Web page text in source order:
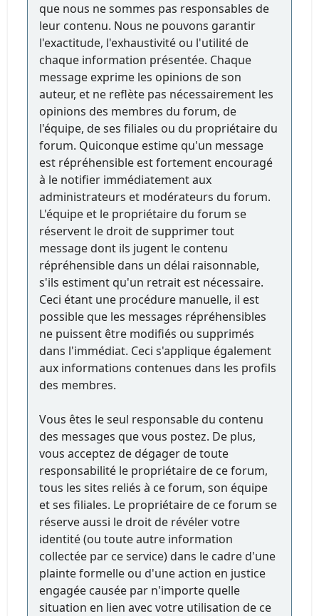
que nous ne sommes pas responsables de
leur contenu. Nous ne pouvons garantir
l'exactitude, l'exhaustivité ou l'utilité de
chaque information présentée. Chaque
message exprime les opinions de son
auteur, et ne reflète pas nécessairement les
opinions des membres du forum, de
l'équipe, de ses filiales ou du propriétaire du
forum. Quiconque estime qu'un message
est répréhensible est fortement encouragé
à le notifier immédiatement aux
administrateurs et modérateurs du forum.
L'équipe et le propriétaire du forum se
réservent le droit de supprimer tout
message dont ils jugent le contenu
répréhensible dans un délai raisonnable,
s'ils estiment qu'un retrait est nécessaire.
Ceci étant une procédure manuelle, il est
possible que les messages répréhensibles
ne puissent être modifiés ou supprimés
dans l'immédiat. Ceci s'applique également
aux informations contenues dans les profils
des membres.
Vous êtes le seul responsable du contenu
des messages que vous postez. De plus,
vous acceptez de dégager de toute
responsabilité le propriétaire de ce forum,
tous les sites reliés à ce forum, son équipe
et ses filiales. Le propriétaire de ce forum se
réserve aussi le droit de révéler votre
identité (ou toute autre information
collectée par ce service) dans le cadre d'une
plainte formelle ou d'une action en justice
engagée causée par n'importe quelle
situation en lien avec votre utilisation de ce